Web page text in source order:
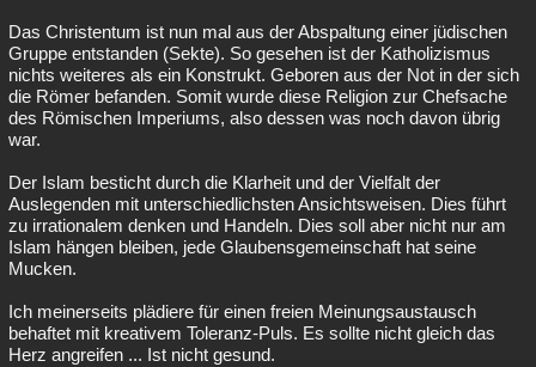
Das Christentum ist nun mal aus der Abspaltung einer jüdischen
Gruppe entstanden (Sekte). So gesehen ist der Katholizismus
nichts weiteres als ein Konstrukt. Geboren aus der Not in der sich
die Römer befanden. Somit wurde diese Religion zur Chefsache
des Römischen Imperiums, also dessen was noch davon übrig
war.
Der Islam besticht durch die Klarheit und der Vielfalt der
Auslegenden mit unterschiedlichsten Ansichtsweisen. Dies führt
zu irrationalem denken und Handeln. Dies soll aber nicht nur am
Islam hängen bleiben, jede Glaubensgemeinschaft hat seine
Mucken.
Ich meinerseits plädiere für einen freien Meinungsaustausch
behaftet mit kreativem Toleranz-Puls. Es sollte nicht gleich das
Herz angreifen ... Ist nicht gesund.